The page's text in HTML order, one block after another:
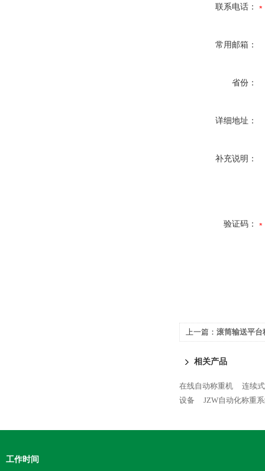
联系电话：
常用邮箱：
省份：
详细地址：
补充说明：
验证码：
上一篇： 滚筒输送平台
相关产品
在线自动称重机
连续
设备
JZW自动化称重
工作时间